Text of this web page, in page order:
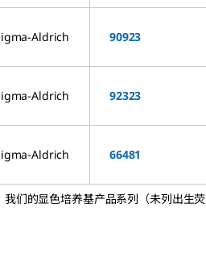
Aldrich 90923
Aldrich 92323
Aldrich 66481
们的显色培养基产品系列（未列出生